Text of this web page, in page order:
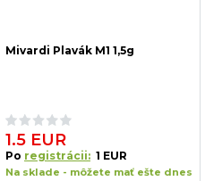
Mivardi Plavák M1 1,5g
1.5 EUR
Po registrácii: 1 EUR
Na sklade - môžete mať ešte dnes